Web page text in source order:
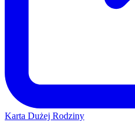
Karta Dużej Rodziny